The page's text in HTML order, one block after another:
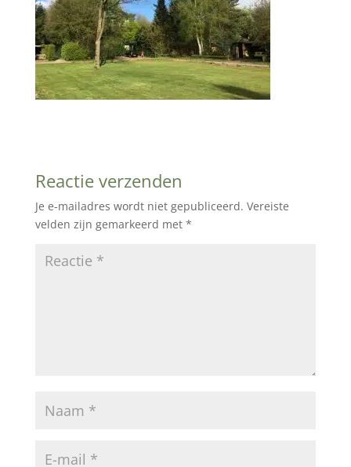
Reactie verzenden
Je e-mailadres wordt niet gepubliceerd. Vereiste
velden zijn gemarkeerd met *